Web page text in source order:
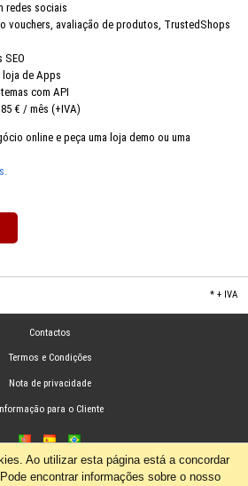
redes sociais
vouchers, avaliação de produtos, TrustedShops
SEO
loja de Apps
com API
€ / mês (+IVA)
online e peça uma loja demo ou uma
*+ IVA
Contactos
Termos e Condições
Nota de privacidade
para o Cliente
Ao utilizar esta página está a concordar
encontrar informações sobre o nosso